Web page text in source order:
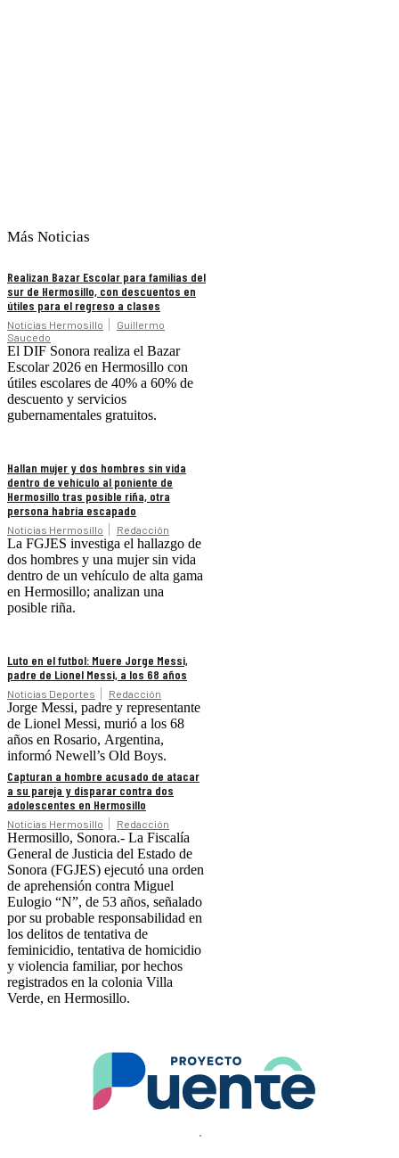
Más Noticias
Realizan Bazar Escolar para familias del
sur de Hermosillo, con descuentos en
útiles para el regreso a clases
Noticias Hermosillo
Guillermo
Saucedo
El DIF Sonora realiza el Bazar
Escolar 2026 en Hermosillo con
útiles escolares de 40% a 60% de
descuento y servicios
gubernamentales gratuitos.
Hallan mujer y dos hombres sin vida
dentro de vehículo al poniente de
Hermosillo tras posible riña, otra
persona habría escapado
Noticias Hermosillo Redacción
La FGJES investiga el hallazgo de
dos hombres y una mujer sin vida
dentro de un vehículo de alta gama
en Hermosillo; analizan una
posible riña.
Luto en el futbol: Muere Jorge Messi,
padre de Lionel Messi, a los 68 años
Noticias Deportes Redacción
Jorge Messi, padre y representante
de Lionel Messi, murió a los 68
años en Rosario, Argentina,
informó Newell’s Old Boys.
Capturan a hombre acusado de atacar
a su pareja y disparar contra dos
adolescentes en Hermosillo
Noticias Hermosillo Redacción
Hermosillo, Sonora.- La Fiscalía
General de Justicia del Estado de
Sonora (FGJES) ejecutó una orden
de aprehensión contra Miguel
Eulogio “N”, de 53 años, señalado
por su probable responsabilidad en
los delitos de tentativa de
feminicidio, tentativa de homicidio
y violencia familiar, por hechos
registrados en la colonia Villa
Verde, en Hermosillo.
.